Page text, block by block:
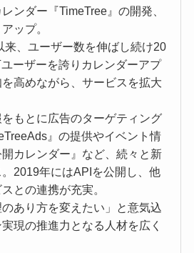
ンダー『TimeTree』の開発、
ップ。
来、ユーザー数を伸ばし続け20
ーザーを誇りカレンダーアプ
高めながら、サービスを拡大
もとに広告のターゲティング
』の提供やイベント情
カレンダー』など、続々と新
2019年にはAPIを公開し、他
との連携が充実。
のあり方を変えたい」と意気込
現の推進力となる人材を広く